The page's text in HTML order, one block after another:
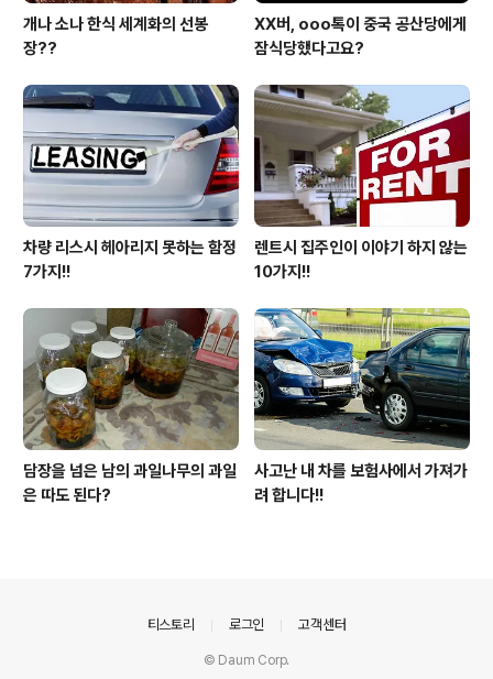
개나 소나 한식 세계화의 선봉
장??
XX버, ooo톡이 중국 공산당에게
잠식당했다고요?
차량 리스시 헤아리지 못하는 함정
7가지!!
렌트시 집주인이 이야기 하지 않는
10가지!!
담장을 넘은 남의 과일나무의 과일
은 따도 된다?
사고난 내 차를 보험사에서 가져가
려 합니다!!
티스토리 로그인 고객센터
© Daum Corp.